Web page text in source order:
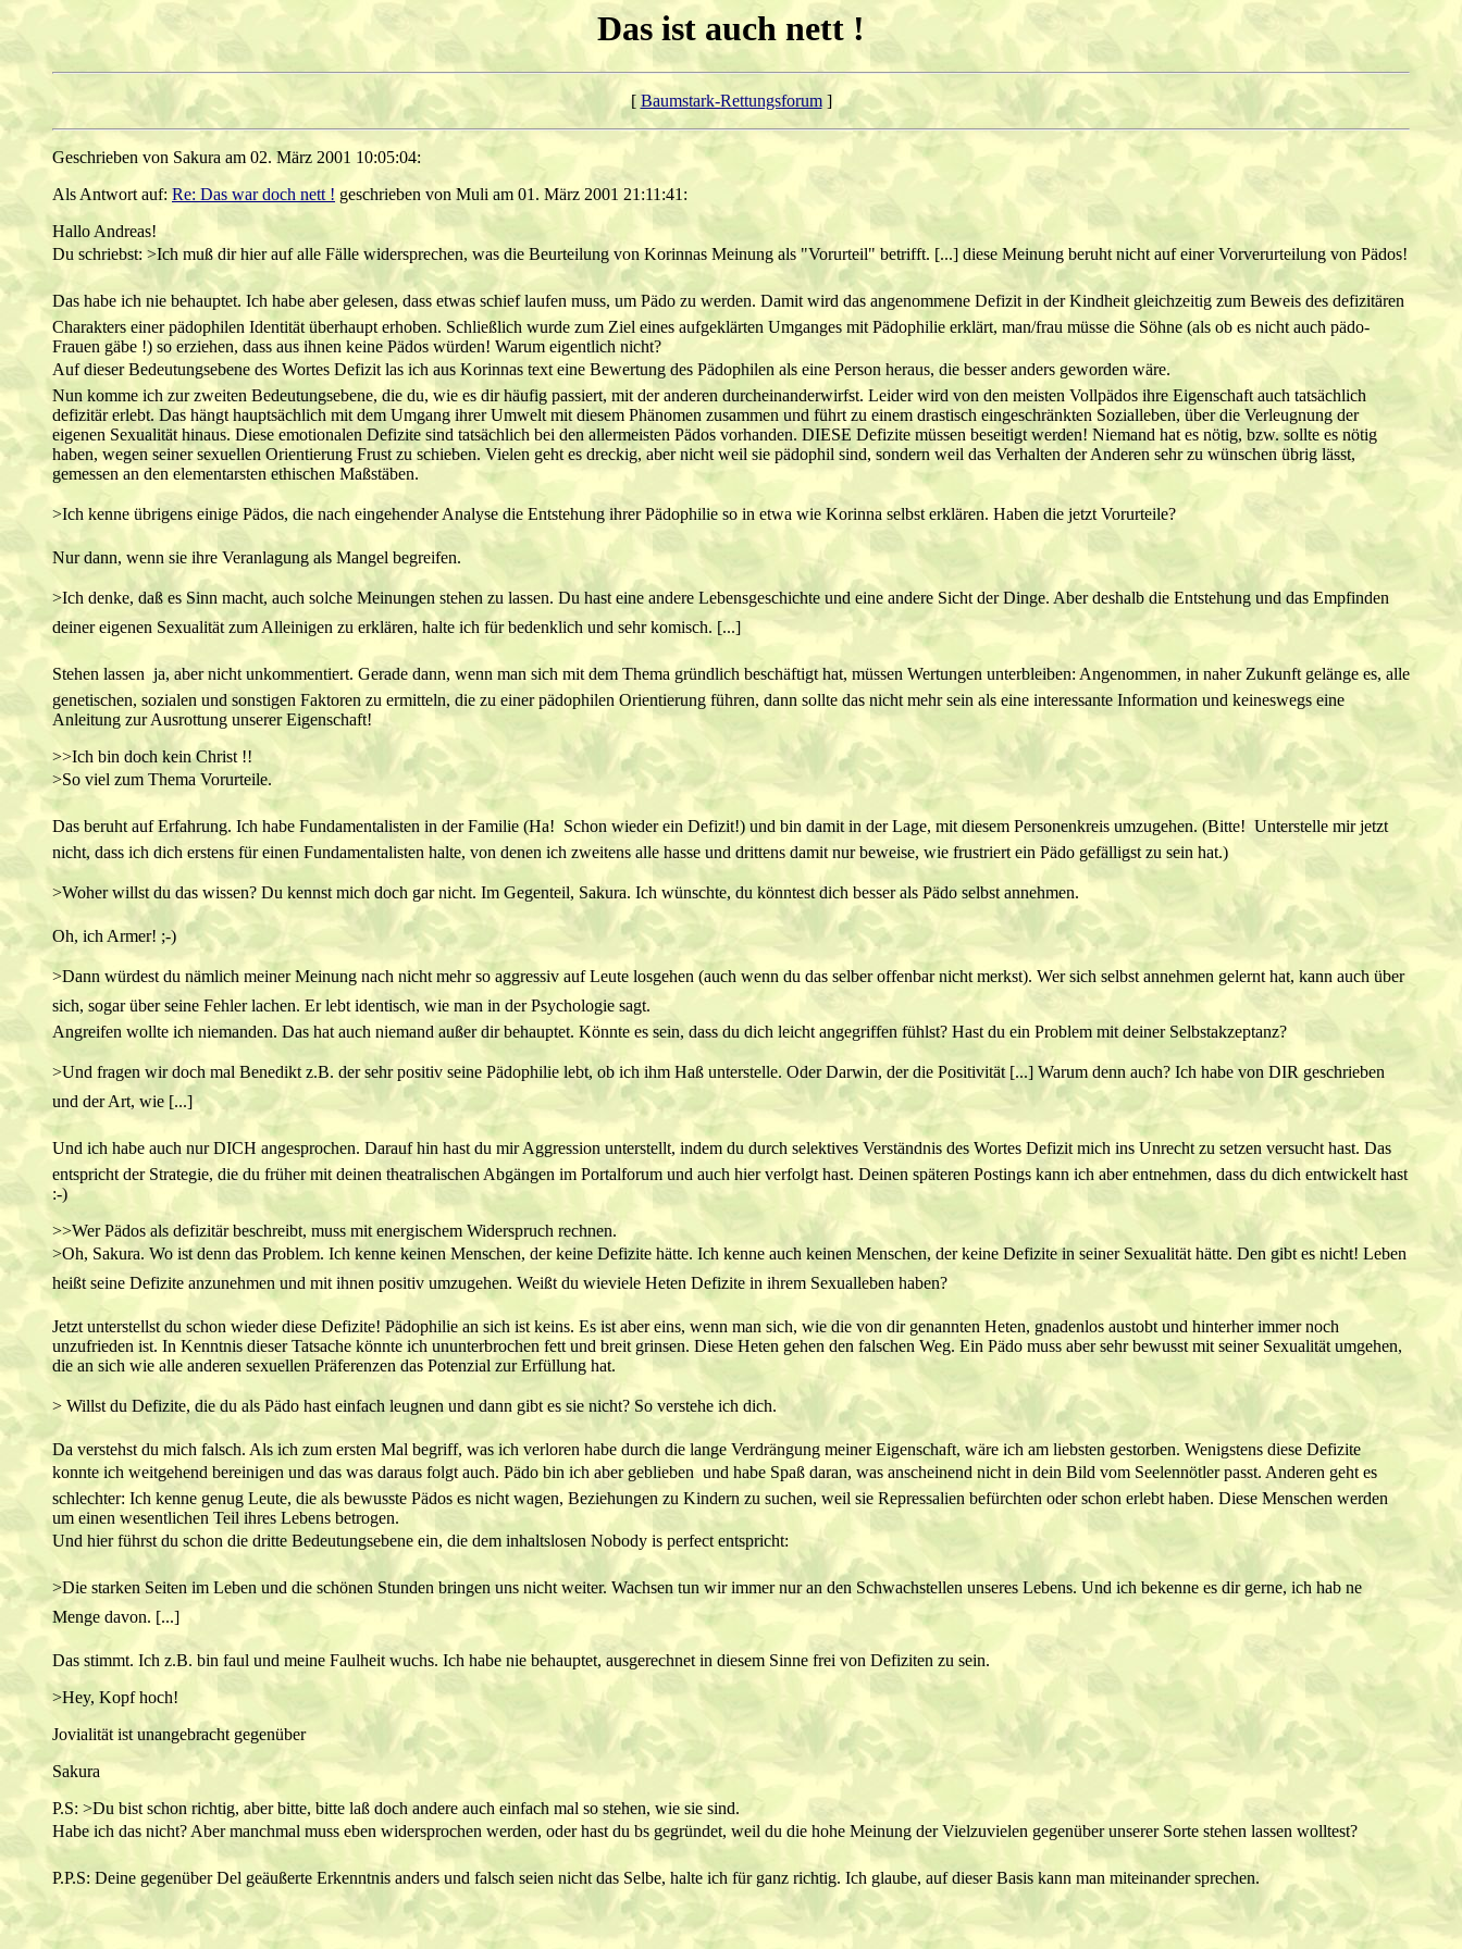
Das ist auch nett !
[ Baumstark-Rettungsforum]
Geschrieben von Sakura am 02. März 2001 10:05:04:
Als Antwort auf: Re: Das war doch nett ! geschrieben von Muli am 01. März 2001 21:11:41:
Hallo Andreas!
Du schriebst: >Ich muß dir hier auf alle Fälle widersprechen, was die Beurteilung von Korinnas Meinung als "Vorurteil" betrifft. [...] diese Meinung beruht nicht auf einer Vorverurteilung von Pädos!
Das habe ich nie behauptet. Ich habe aber gelesen, dass etwas schief laufen muss, um Pädo zu werden. Damit wird das angenommene Defizit in der Kindheit gleichzeitig zum Beweis des defizitären
Charakters einer pädophilen Identität überhaupt erhoben. Schließlich wurde zum Ziel eines aufgeklärten Umganges mit Pädophilie erklärt, man/frau müsse die Söhne (als ob es nicht auch pädo-
Frauen gäbe !) so erziehen, dass aus ihnen keine Pädos würden! Warum eigentlich nicht?
Auf dieser Bedeutungsebene des Wortes Defizit las ich aus Korinnas text eine Bewertung des Pädophilen als eine Person heraus, die besser anders geworden wäre.
Nun komme ich zur zweiten Bedeutungsebene, die du, wie es dir häufig passiert, mit der anderen durcheinanderwirfst. Leider wird von den meisten Vollpädos ihre Eigenschaft auch tatsächlich
defizitär erlebt. Das hängt hauptsächlich mit dem Umgang ihrer Umwelt mit diesem Phänomen zusammen und führt zu einem drastisch eingeschränkten Sozialleben, über die Verleugnung der
eigenen Sexualität hinaus. Diese emotionalen Defizite sind tatsächlich bei den allermeisten Pädos vorhanden. DIESE Defizite müssen beseitigt werden! Niemand hat es nötig, bzw. sollte es nötig
haben, wegen seiner sexuellen Orientierung Frust zu schieben. Vielen geht es dreckig, aber nicht weil sie pädophil sind, sondern weil das Verhalten der Anderen sehr zu wünschen übrig lässt,
gemessen an den elementarsten ethischen Maßstäben.
>Ich kenne übrigens einige Pädos, die nach eingehender Analyse die Entstehung ihrer Pädophilie so in etwa wie Korinna selbst erklären. Haben die jetzt Vorurteile?
Nur dann, wenn sie ihre Veranlagung als Mangel begreifen.
>Ich denke, daß es Sinn macht, auch solche Meinungen stehen zu lassen. Du hast eine andere Lebensgeschichte und eine andere Sicht der Dinge. Aber deshalb die Entstehung und das Empfinden
deiner eigenen Sexualität zum Alleinigen zu erklären, halte ich für bedenklich und sehr komisch. [...]
Stehen lassen  ja, aber nicht unkommentiert. Gerade dann, wenn man sich mit dem Thema gründlich beschäftigt hat, müssen Wertungen unterbleiben: Angenommen, in naher Zukunft gelänge es, alle
genetischen, sozialen und sonstigen Faktoren zu ermitteln, die zu einer pädophilen Orientierung führen, dann sollte das nicht mehr sein als eine interessante Information und keineswegs eine
Anleitung zur Ausrottung unserer Eigenschaft!
>>Ich bin doch kein Christ !!
>So viel zum Thema Vorurteile.
Das beruht auf Erfahrung. Ich habe Fundamentalisten in der Familie (Ha!  Schon wieder ein Defizit!) und bin damit in der Lage, mit diesem Personenkreis umzugehen. (Bitte!  Unterstelle mir jetzt
nicht, dass ich dich erstens für einen Fundamentalisten halte, von denen ich zweitens alle hasse und drittens damit nur beweise, wie frustriert ein Pädo gefälligst zu sein hat.)
>Woher willst du das wissen? Du kennst mich doch gar nicht. Im Gegenteil, Sakura. Ich wünschte, du könntest dich besser als Pädo selbst annehmen.
Oh, ich Armer! ;-)
>Dann würdest du nämlich meiner Meinung nach nicht mehr so aggressiv auf Leute losgehen (auch wenn du das selber offenbar nicht merkst). Wer sich selbst annehmen gelernt hat, kann auch über
sich, sogar über seine Fehler lachen. Er lebt identisch, wie man in der Psychologie sagt.
Angreifen wollte ich niemanden. Das hat auch niemand außer dir behauptet. Könnte es sein, dass du dich leicht angegriffen fühlst? Hast du ein Problem mit deiner Selbstakzeptanz?
>Und fragen wir doch mal Benedikt z.B. der sehr positiv seine Pädophilie lebt, ob ich ihm Haß unterstelle. Oder Darwin, der die Positivität [...] Warum denn auch? Ich habe von DIR geschrieben
und der Art, wie [...]
Und ich habe auch nur DICH angesprochen. Darauf hin hast du mir Aggression unterstellt, indem du durch selektives Verständnis des Wortes Defizit mich ins Unrecht zu setzen versucht hast. Das
entspricht der Strategie, die du früher mit deinen theatralischen Abgängen im Portalforum und auch hier verfolgt hast. Deinen späteren Postings kann ich aber entnehmen, dass du dich entwickelt hast
:-)
>>Wer Pädos als defizitär beschreibt, muss mit energischem Widerspruch rechnen.
>Oh, Sakura. Wo ist denn das Problem. Ich kenne keinen Menschen, der keine Defizite hätte. Ich kenne auch keinen Menschen, der keine Defizite in seiner Sexualität hätte. Den gibt es nicht! Leben
heißt seine Defizite anzunehmen und mit ihnen positiv umzugehen. Weißt du wieviele Heten Defizite in ihrem Sexualleben haben?
Jetzt unterstellst du schon wieder diese Defizite! Pädophilie an sich ist keins. Es ist aber eins, wenn man sich, wie die von dir genannten Heten, gnadenlos austobt und hinterher immer noch
unzufrieden ist. In Kenntnis dieser Tatsache könnte ich ununterbrochen fett und breit grinsen. Diese Heten gehen den falschen Weg. Ein Pädo muss aber sehr bewusst mit seiner Sexualität umgehen,
die an sich wie alle anderen sexuellen Präferenzen das Potenzial zur Erfüllung hat.
> Willst du Defizite, die du als Pädo hast einfach leugnen und dann gibt es sie nicht? So verstehe ich dich.
Da verstehst du mich falsch. Als ich zum ersten Mal begriff, was ich verloren habe durch die lange Verdrängung meiner Eigenschaft, wäre ich am liebsten gestorben. Wenigstens diese Defizite
konnte ich weitgehend bereinigen und das was daraus folgt auch. Pädo bin ich aber geblieben  und habe Spaß daran, was anscheinend nicht in dein Bild vom Seelennötler passt. Anderen geht es
schlechter: Ich kenne genug Leute, die als bewusste Pädos es nicht wagen, Beziehungen zu Kindern zu suchen, weil sie Repressalien befürchten oder schon erlebt haben. Diese Menschen werden
um einen wesentlichen Teil ihres Lebens betrogen.
Und hier führst du schon die dritte Bedeutungsebene ein, die dem inhaltslosen Nobody is perfect entspricht:
>Die starken Seiten im Leben und die schönen Stunden bringen uns nicht weiter. Wachsen tun wir immer nur an den Schwachstellen unseres Lebens. Und ich bekenne es dir gerne, ich hab ne
Menge davon. [...]
Das stimmt. Ich z.B. bin faul und meine Faulheit wuchs. Ich habe nie behauptet, ausgerechnet in diesem Sinne frei von Defiziten zu sein.
>Hey, Kopf hoch!
Jovialität ist unangebracht gegenüber
Sakura
P.S: >Du bist schon richtig, aber bitte, bitte laß doch andere auch einfach mal so stehen, wie sie sind.
Habe ich das nicht? Aber manchmal muss eben widersprochen werden, oder hast du bs gegründet, weil du die hohe Meinung der Vielzuvielen gegenüber unserer Sorte stehen lassen wolltest?
P.P.S: Deine gegenüber Del geäußerte Erkenntnis anders und falsch seien nicht das Selbe, halte ich für ganz richtig. Ich glaube, auf dieser Basis kann man miteinander sprechen.